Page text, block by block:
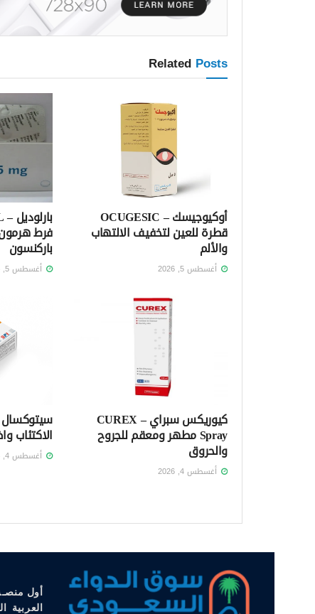
Related Posts
أوكيوجيسك – OCUGESIC
قطرة للعين لتخفيف الالتهاب
والألم
أغسطس 5, 2026
فرط
باركنسون
أغسطس 5, 2026
كيوريكس سبراي – CUREX
Spray مطهر ومعقم للجروح
والحروق
أغسطس 4, 2026
الاكتئاب
أغسطس 4, 2026
أول
العربية